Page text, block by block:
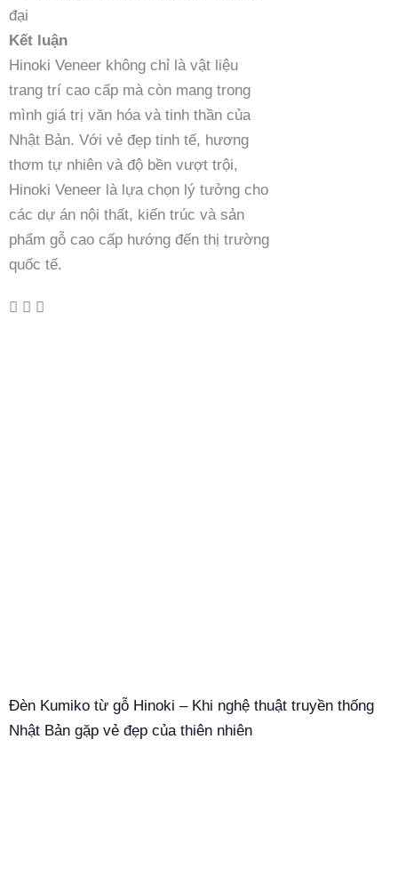
đại
Kết luận
Hinoki Veneer không chỉ là vật liệu
trang trí cao cấp mà còn mang trong
mình giá trị văn hóa và tinh thần của
Nhật Bản. Với vẻ đẹp tinh tế, hương
thơm tự nhiên và độ bền vượt trội,
Hinoki Veneer là lựa chọn lý tưởng cho
các dự án nội thất, kiến trúc và sản
phẩm gỗ cao cấp hướng đến thị trường
quốc tế.
Đèn Kumiko từ gỗ Hinoki – Khi nghệ thuật truyền thống
Nhật Bản gặp vẻ đẹp của thiên nhiên